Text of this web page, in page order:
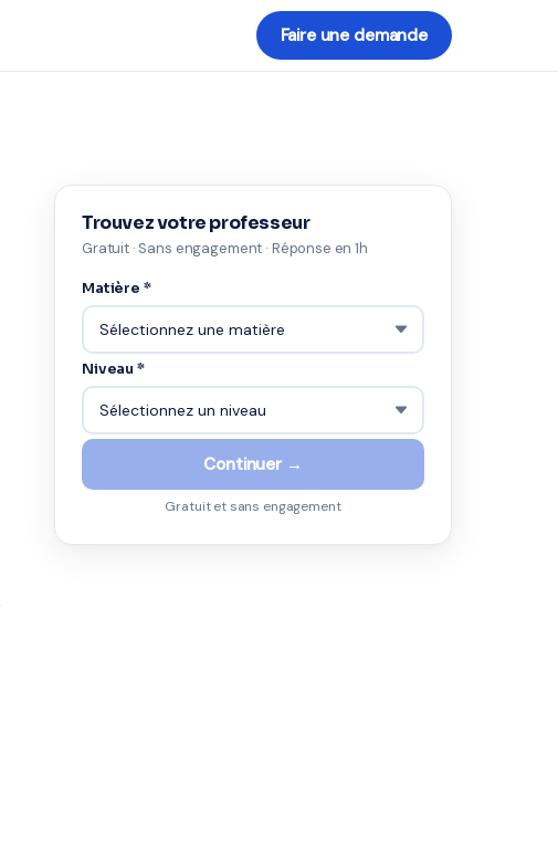
Faire une demande
Trouvez votre professeur
Gratuit · Sans engagement · Réponse en 1h
Matière *
Niveau *
Continuer →
Gratuit et sans engagement